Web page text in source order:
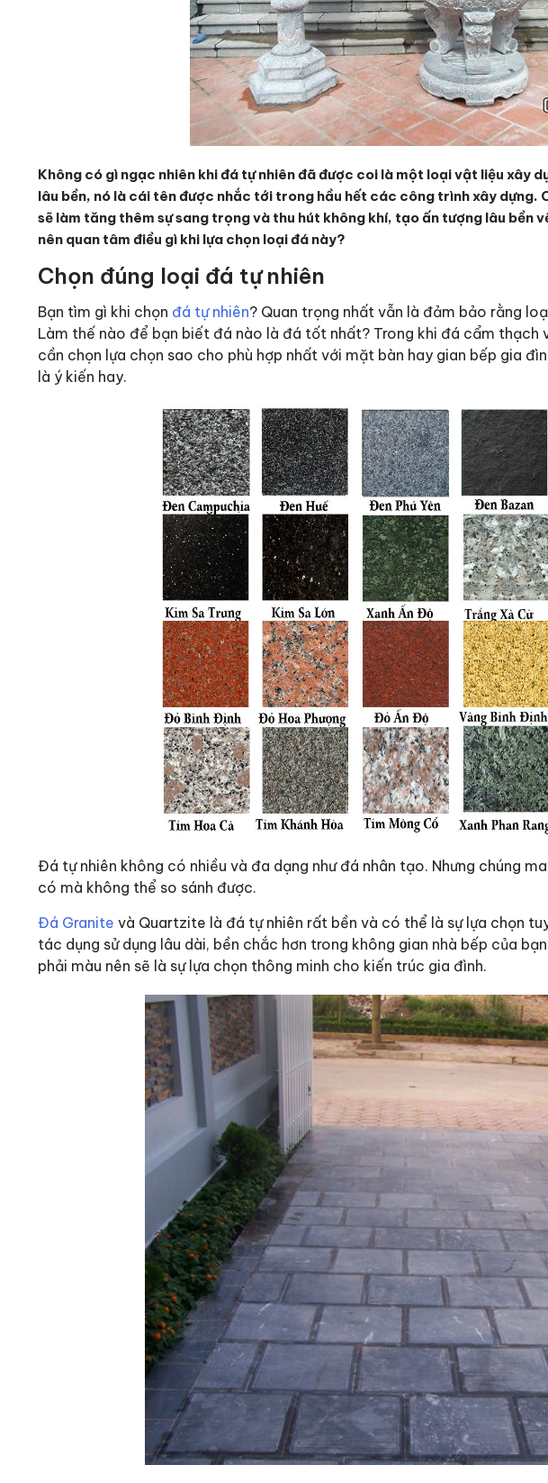
Không có gì ngạc nhiên khi đá tự nhiên đã được coi là một loại vật liệu xây
lâu bền, nó là cái tên được nhắc tới trong hầu hết các công trình xây dựng.
sẽ làm tăng thêm sự sang trọng và thu hút không khí, tạo ấn tượng lâu bền
nên quan tâm điều gì khi lựa chọn loại đá này?
Chọn đúng loại đá tự nhiên
Bạn tìm gì khi chọn đá tự nhiên? Quan trọng nhất vẫn là đảm bảo rằng
Làm thế nào để bạn biết đá nào là đá tốt nhất? Trong khi đá cẩm
cần chọn lựa chọn sao cho phù hợp nhất với mặt bàn hay gian bếp gia
là ý kiến hay.
Đá tự nhiên không có nhiều và đa dạng như đá nhân tạo. Nhưng chúng
có mà không thể so sánh được.
Đá Granite và Quartzite là đá tự nhiên rất bền và có thể là sự lựa chọn
tác dụng sử dụng lâu dài, bền chắc hơn trong không gian nhà bếp của
phải màu nên sẽ là sự lựa chọn thông minh cho kiến trúc gia đình.